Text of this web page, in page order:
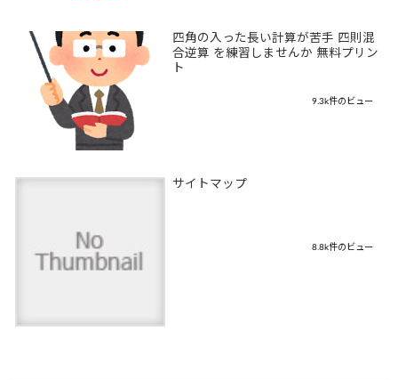
四角の入った長い計算が苦手 四則混
合逆算 を練習しませんか 無料プリン
ト
9.3k件のビュー
サイトマップ
8.8k件のビュー